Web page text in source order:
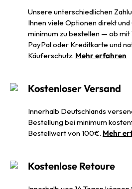
Unsere unterschiedlichen
Ihnen viele Optionen direkt
minimum zu bestellen — ob mit
PayPal oder Kreditkarte und
Käuferschutz. Mehr erfahren
Kostenloser Versand
Innerhalb Deutschlands
Bestellung bei minimum
Bestellwert von 100€. Mehr
Kostenlose Retoure